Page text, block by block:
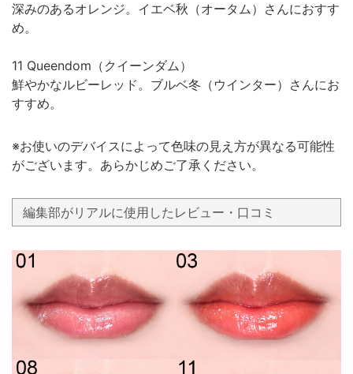
深みのあるオレンジ。イエベ秋（オータム）さんにおすす
め。
11 Queendom（クイーンダム）
鮮やかなルビーレッド。ブルベ冬（ウインター）さんにお
すすめ。
※お使いのデバイスによって色味の見え方が異なる可能性
がございます。あらかじめご了承ください。
編集部がリアルに使用したレビュー・口コミ